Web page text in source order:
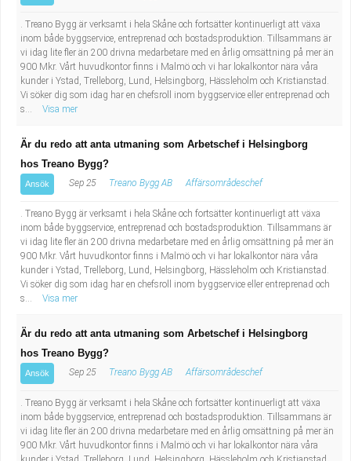
. Treano Bygg är verksamt i hela Skåne och fortsätter kontinuerligt att växa
inom både byggservice, entreprenad och bostadsproduktion. Tillsammans är
vi idag lite fler än 200 drivna medarbetare med en årlig omsättning på mer än
900 Mkr. Vårt huvudkontor finns i Malmö och vi har lokalkontor nära våra
kunder i Ystad, Trelleborg, Lund, Helsingborg, Hässleholm och Kristianstad.
Vi söker dig som idag har en chefsroll inom byggservice eller entreprenad och
s...
Visa mer
Är du redo att anta utmaning som Arbetschef i Helsingborg
hos Treano Bygg?
Ansök Sep 25 Treano Bygg AB Affärsområdeschef
. Treano Bygg är verksamt i hela Skåne och fortsätter kontinuerligt att växa
inom både byggservice, entreprenad och bostadsproduktion. Tillsammans är
vi idag lite fler än 200 drivna medarbetare med en årlig omsättning på mer än
900 Mkr. Vårt huvudkontor finns i Malmö och vi har lokalkontor nära våra
kunder i Ystad, Trelleborg, Lund, Helsingborg, Hässleholm och Kristianstad.
Vi söker dig som idag har en chefsroll inom byggservice eller entreprenad och
s...
Visa mer
Är du redo att anta utmaning som Arbetschef i Helsingborg
hos Treano Bygg?
Ansök Sep 25 Treano Bygg AB Affärsområdeschef
. Treano Bygg är verksamt i hela Skåne och fortsätter kontinuerligt att växa
inom både byggservice, entreprenad och bostadsproduktion. Tillsammans är
vi idag lite fler än 200 drivna medarbetare med en årlig omsättning på mer än
900 Mkr. Vårt huvudkontor finns i Malmö och vi har lokalkontor nära våra